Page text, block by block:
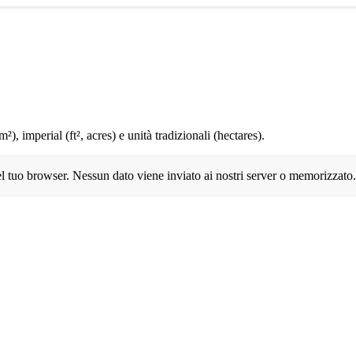
imperial (ft², acres) e unità tradizionali (hectares).
browser. Nessun dato viene inviato ai nostri server o memorizzato.